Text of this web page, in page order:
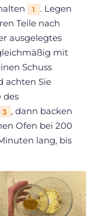
1
. Legen
Teile nach
ausgelegtes
mit
Schuss
achten Sie
des
3 , dann backen
Ofen bei 200
lang, bis